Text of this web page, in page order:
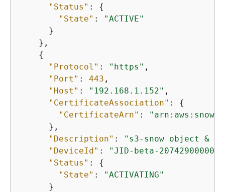
"Status" : {
"State" :
"ACTIVE"
      }
    },
{
"Protocol" : "https" ,
"Port" : 443 ,
"Host" : "192.168.1.152" ,
"CertificateAssociation" : {
"CertificateArn" :
      },
"Description" :
"s3-snow object &
"DeviceId" :
"JID-beta-
"Status" : {
"State" :
"ACTIVATING"
      }